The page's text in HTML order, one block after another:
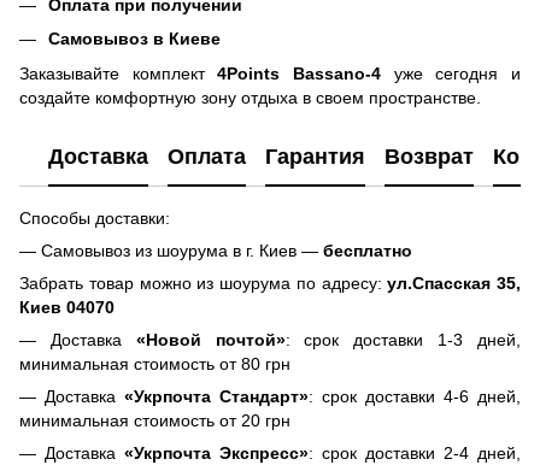
Оплата при получении
Самовывоз в Киеве
Заказывайте комплект4Points Bassano-4 уже сегодня и
создайте комфортную зону отдыха в своем пространстве.
Доставка Оплата Гарантия Возврат
Способы доставки:
— Самовывоз из шоурума в г. Киев — бесплатно
Забрать товар можно из шоурума по адресу:ул.Спасская 35,
Киев 04070
— Доставка «Новой почтой»: срок доставки 1-3 дней,
минимальная стоимость от 80 грн
— Доставка «Укрпочта Стандарт»: срок доставки 4-6 дней,
минимальная стоимость от 20 грн
— Доставка «Укрпочта Экспресс»: срок доставки 2-4 дней,